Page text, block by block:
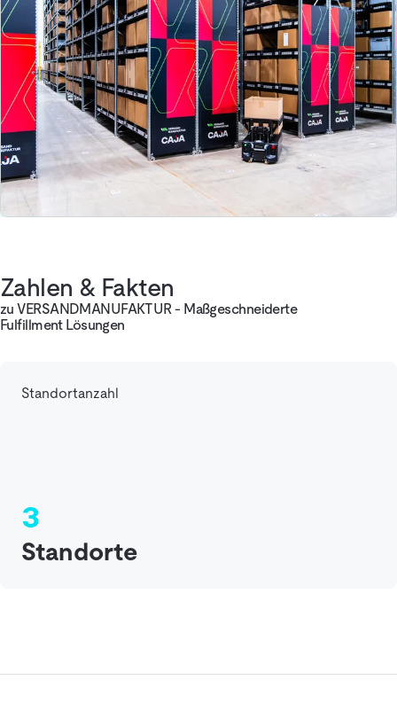
Zahlen & Fakten
zu VERSANDMANUFAKTUR - Maßgeschneiderte
Fulfillment Lösungen
Standortanzahl
3
Standorte